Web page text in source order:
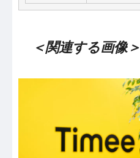
＜関連する画像＞